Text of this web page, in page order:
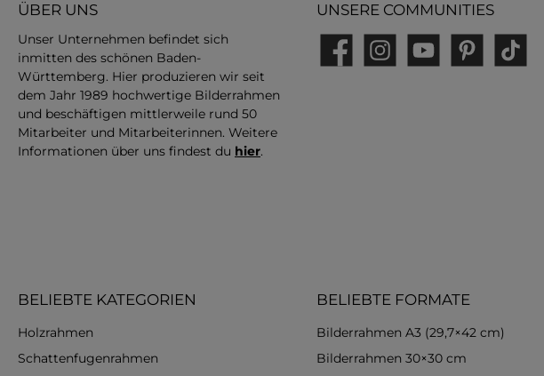
BELIEBTE KATEGORIEN
Holzrahmen
Schattenfugenrahmen
BELIEBTE FORMATE
Bilderrahmen A3 (29,7×42 cm)
Bilderrahmen 30×30 cm
ÜBER UNS
Unser Unternehmen befindet sich
inmitten des schönen Baden-
Württemberg. Hier produzieren wir seit
dem Jahr 1989 hochwertige Bilderrahmen
und beschäftigen mittlerweile rund 50
Mitarbeiter und Mitarbeiterinnen. Weitere
Informationen über uns findest du hier.
UNSERE COMMUNITIES
FacebookInstagramYouTube PinterestTikTok